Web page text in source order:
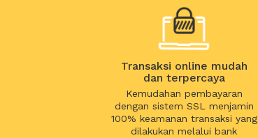
Transaksi online mudah
dan terpercaya
Kemudahan pembayaran
dengan sistem SSL menjamin
100% keamanan transaksi yang
dilakukan melalui bank